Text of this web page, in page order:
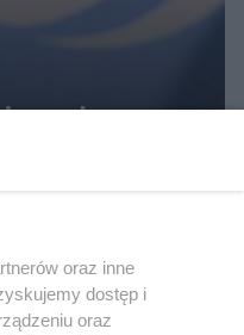
na
w samej
oraz inne
dostęp i
oraz